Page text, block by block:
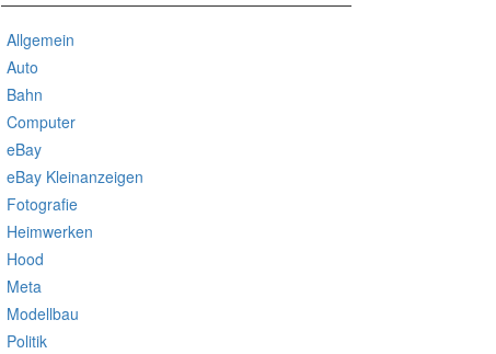
Allgemein
Auto
Bahn
Computer
eBay
eBay Kleinanzeigen
Fotografie
Heimwerken
Hood
Meta
Modellbau
Politik